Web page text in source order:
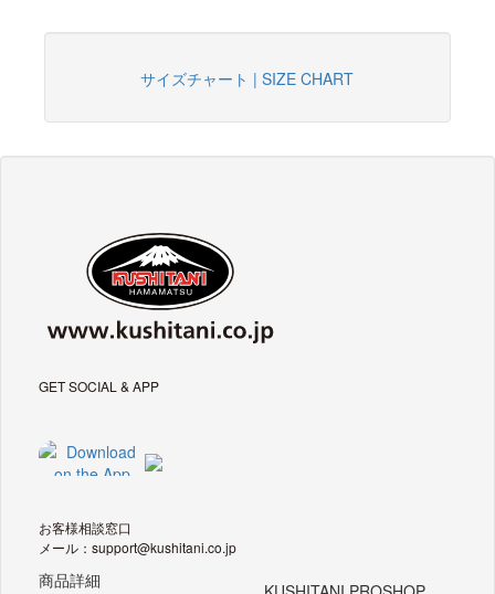
サイズチャート | SIZE CHART
GET SOCIAL & APP
お客様相談窓口
メール：support@kushitani.co.jp
商品詳細